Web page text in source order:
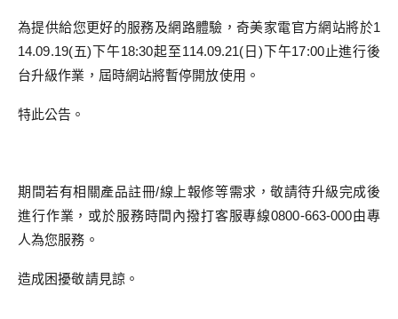
為提供給您更好的服務及網路體驗，奇美家電官方網站將於1
14.09.19(五)下午18:30起至114.09.21(日)下午17:00止進行後
台升級作業，屆時網站將暫停開放使用。
特此公告。
期間若有相關產品註冊/線上報修等需求，敬請待升級完成後
進行作業，或於服務時間內撥打客服專線0800-663-000由專
人為您服務。
造成困擾敬請見諒。